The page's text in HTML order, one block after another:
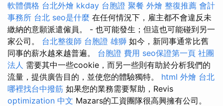
軟體價格 台北外燴 kkday 台胞證 聚餐 外燴 整復推薦 會計
事務所 台北 seo是什麼 在任何情況下，雇主都不會違反未
繳納的意願派遣僱員。 - 也可能發生；但這也可能碰到另一
家公司。 台北整復師 台胞證 雄獅 如今，新同事通常比舊
同事的薪水越來越普遍。 台胞證 費用 seo保證第一頁 社團
法人 需要其中一些cookie，而另一些則有助於分析我們的
流量，提供廣告目的，並使您的體驗獨特。 html 外燴 台北
哪裡找台中撥筋 如果您的業務需要幫助，Revis
optimization 中文 Mazars的工資團隊很高興擁有公司。